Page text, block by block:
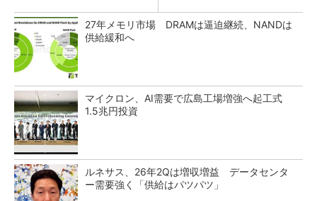
27年メモリ市場 DRAMは逼迫継続、NANDは
供給緩和へ
マイクロン、AI需要で広島工場増強へ起工式
1.5兆円投資
ルネサス、26年2Qは増収増益 データセンタ
ー需要強く「供給はパツパツ」